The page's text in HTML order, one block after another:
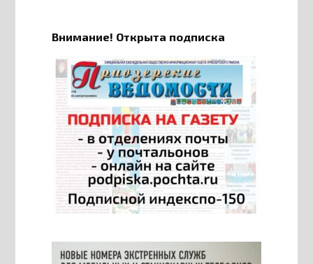
Внимание! Открыта подписка